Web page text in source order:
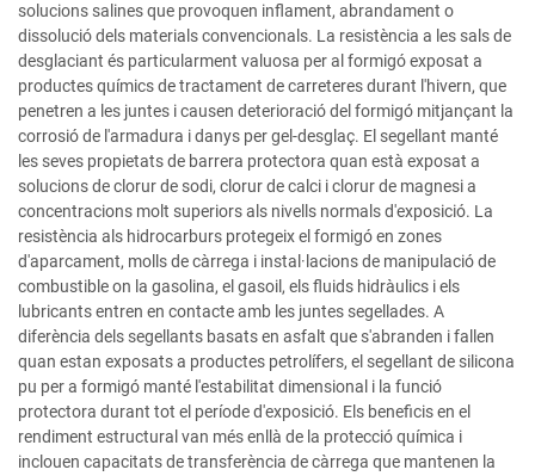
solucions salines que provoquen inflament, abrandament o
dissolució dels materials convencionals. La resistència a les sals de
desglaciant és particularment valuosa per al formigó exposat a
productes químics de tractament de carreteres durant l'hivern, que
penetren a les juntes i causen deterioració del formigó mitjançant la
corrosió de l'armadura i danys per gel-desglaç. El segellant manté
les seves propietats de barrera protectora quan està exposat a
solucions de clorur de sodi, clorur de calci i clorur de magnesi a
concentracions molt superiors als nivells normals d'exposició. La
resistència als hidrocarburs protegeix el formigó en zones
d'aparcament, molls de càrrega i instal·lacions de manipulació de
combustible on la gasolina, el gasoil, els fluids hidràulics i els
lubricants entren en contacte amb les juntes segellades. A
diferència dels segellants basats en asfalt que s'abranden i fallen
quan estan exposats a productes petrolífers, el segellant de silicona
pu per a formigó manté l'estabilitat dimensional i la funció
protectora durant tot el període d'exposició. Els beneficis en el
rendiment estructural van més enllà de la protecció química i
inclouen capacitats de transferència de càrrega que mantenen la